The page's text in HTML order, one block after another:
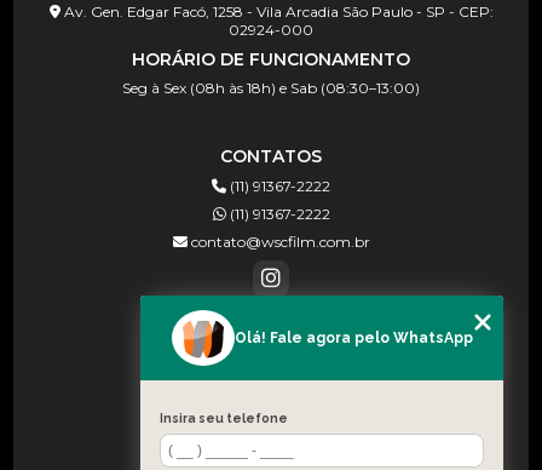
Av. Gen. Edgar Facó, 1258 - Vila Arcadia São Paulo - SP - CEP:
02924-000
HORÁRIO DE FUNCIONAMENTO
Seg à Sex (08h às 18h) e Sab (08:30–13:00)
CONTATOS
(11) 91367-2222
(11) 91367-2222
contato@wscfilm.com.br
MENU
BLOG
Olá! Fale agora pelo WhatsApp
Insira seu telefone